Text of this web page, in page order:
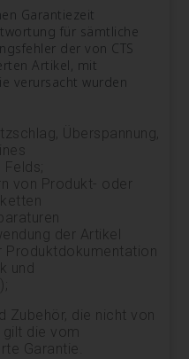
Garantiezeit
für sämtliche
der von CTS
Artikel, mit
verursacht wurden
Überspannung,
von Produkt- oder
der Artikel
Produktdokumentation
und
Zubehör, die nicht von
gilt die vom
Garantie.